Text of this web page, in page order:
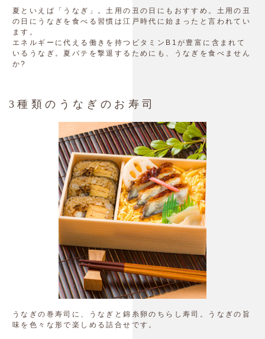
夏といえば「うなぎ」。土用の丑の日にもおすすめ。土用の丑
の日にうなぎを食べる習慣は江戸時代に始まったと言われてい
ます。
エネルギーに代える働きを持つビタミンB1が豊富に含まれて
いるうなぎ。夏バテを撃退するためにも、うなぎを食べません
か?
3種類のうなぎのお寿司
うなぎの巻寿司に、うなぎと錦糸卵のちらし寿司。うなぎの旨
味を色々な形で楽しめる詰合せです。